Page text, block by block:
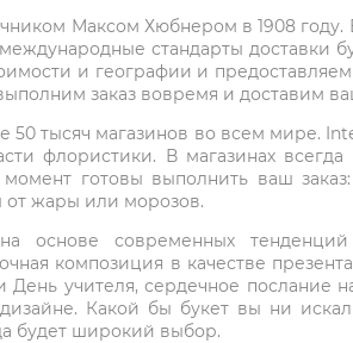
Максом Хюбнером в 1908
стандарты доставки
и географии и
заказ вовремя и доставим
тысяч магазинов во всем мире.
флористики. В магазинах
готовы выполнить ваш
от жары или морозов.
основе современных
композиция в качестве
учителя, сердечное послание
Какой бы букет вы ни
будет широкий выбор.